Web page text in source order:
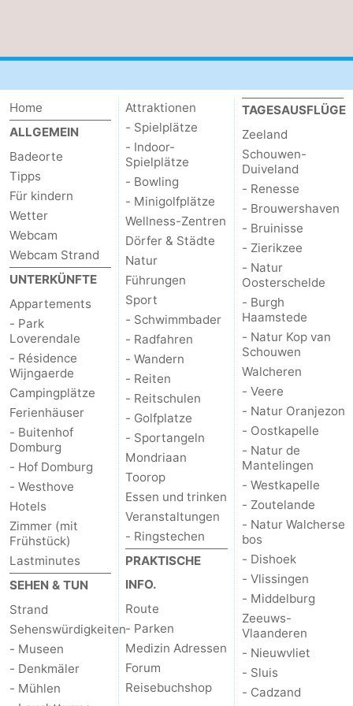
Mantelingen
Zoutelande
-
Natur
Walcherse
bos
-
Dishoek
-
Vlissingen
-
Vlaanderen
-
Nieuwvliet
-
Sluis
-
Cadzand
-
Natur
Het
Zwin
Wetter
Kontakt
Home
ALLGEMEIN
Badeorte
Tipps
Für kindern
Wetter
Webcam
Webcam Strand
UNTERKÜNFTE
Appartements
- Park
Loverendale
- Résidence
Wijngaerde
Campingplätze
Ferienhäuser
- Buitenhof
Domburg
- Hof Domburg
- Westhove
Hotels
Zimmer (mit
Frühstück)
Lastminutes
SEHEN & TUN
Strand
Sehenswürdigkeiten
- Museen
- Denkmäler
- Mühlen
Attraktionen
- Spielplätze
- Indoor-
Spielplätze
- Bowling
- Minigolfplätze
Wellness-Zentren
Dörfer & Städte
Natur
Führungen
Sport
- Schwimmbader
- Radfahren
- Wandern
- Reiten
- Reitschulen
- Golfplatze
- Sportangeln
Mondriaan
Toorop
Essen und trinken
Veranstaltungen
- Ringstechen
PRAKTISCHE
INFO.
Route
- Parken
Medizin Adressen
Forum
Reisebuchshop
TAGESAUSFLÜGE
Zeeland
Schouwen-
Duiveland
- Renesse
- Brouwershaven
- Bruinisse
- Zierikzee
- Natur
Oosterschelde
- Burgh
Haamstede
- Natur Kop van
Schouwen
Walcheren
- Veere
- Natur Oranjezon
- Oostkapelle
- Natur de
Mantelingen
- Westkapelle
- Zoutelande
- Natur Walcherse
bos
- Dishoek
- Vlissingen
- Middelburg
Zeeuws-
Vlaanderen
- Nieuwvliet
- Sluis
- Cadzand